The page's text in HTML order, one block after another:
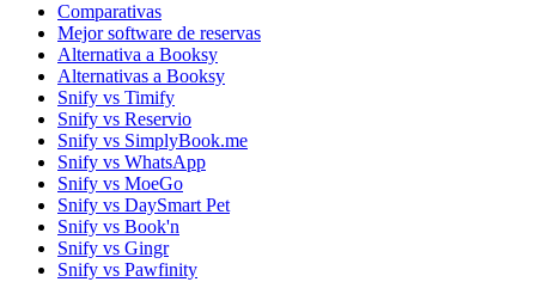
Comparativas
Mejor software de reservas
Alternativa a Booksy
Alternativas a Booksy
Snify vs Timify
Snify vs Reservio
Snify vs SimplyBook.me
Snify vs WhatsApp
Snify vs MoeGo
Snify vs DaySmart Pet
Snify vs Book'n
Snify vs Gingr
Snify vs Pawfinity